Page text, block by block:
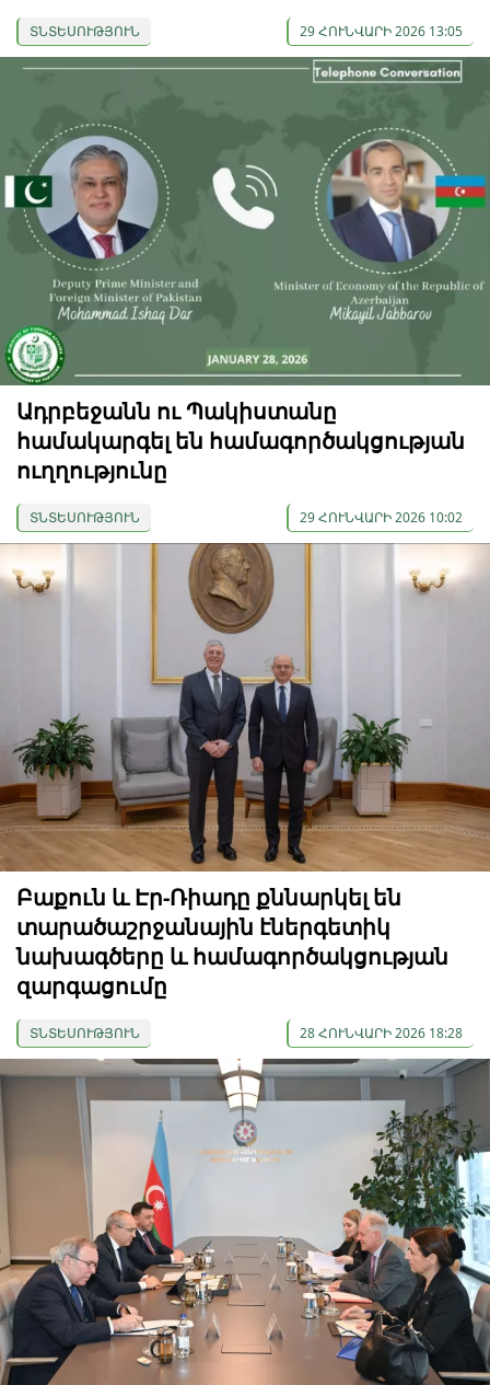
ՏՆՏԵՍՈՒԹՅՈՒՆ 29 ՀՈՒՆՎԱՐԻ 2026 13:05
Ադրբեջանն ու Պակիստանը
համակարգել են համագործակցության
ուղղությունը
ՏՆՏԵՍՈՒԹՅՈՒՆ 29 ՀՈՒՆՎԱՐԻ 2026 10:02
Բաքուն և Էր-Ռիադը քննարկել են
տարածաշրջանային էներգետիկ
նախագծերը և համագործակցության
զարգացումը
ՏՆՏԵՍՈՒԹՅՈՒՆ 28 ՀՈՒՆՎԱՐԻ 2026 18:28